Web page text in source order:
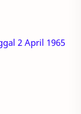
2 April 1965